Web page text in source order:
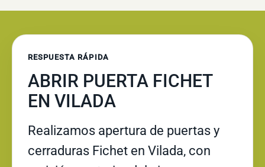
RESPUESTA RÁPIDA
ABRIR PUERTA FICHET
EN VILADA
Realizamos apertura de puertas y
cerraduras Fichet en Vilada, con